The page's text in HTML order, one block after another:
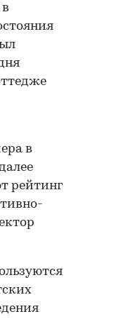
в
рейтинг